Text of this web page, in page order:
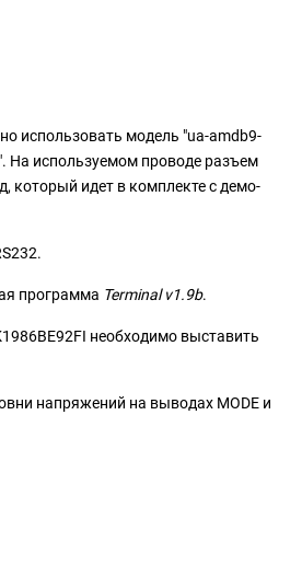
использовать модель "ua-amdb9-
На используемом проводе разъем
который идет в комплекте с демо-
программа Terminal v1.9b.
необходимо выставить
напряжений на выводах MODE и